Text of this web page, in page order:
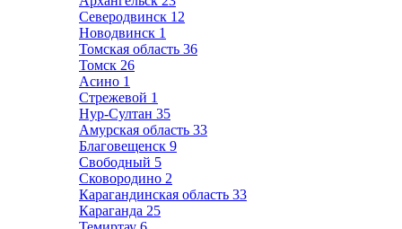
Северодвинск 12
Новодвинск 1
Томская область 36
Томск 26
Асино 1
Стрежевой 1
Нур-Султан 35
Амурская область 33
Благовещенск 9
Свободный 5
Сковородино 2
Карагандинская область 33
Караганда 25